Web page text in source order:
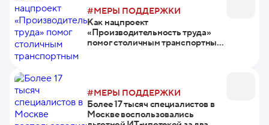
#МЕРЫ ПОДДЕРЖКИ
Как нацпроект
«Производительность труда»
помог столичным транспортным
#МЕРЫ ПОДДЕРЖКИ
Более 17 тысяч специалистов в
Москве воспользовались